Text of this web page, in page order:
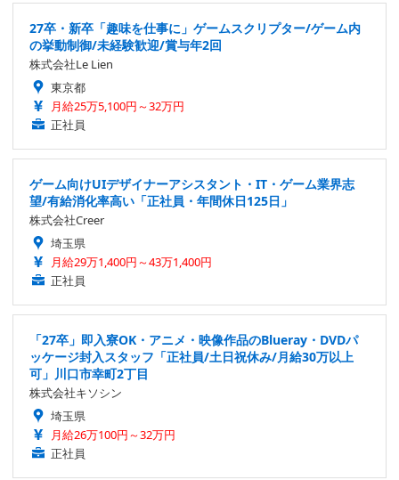
27卒・新卒「趣味を仕事に」ゲームスクリプター/ゲーム内
の挙動制御/未経験歓迎/賞与年2回
株式会社Le Lien
東京都
月給25万5,100円～32万円
正社員
ゲーム向けUIデザイナーアシスタント・IT・ゲーム業界志
望/有給消化率高い「正社員・年間休日125日」
株式会社Creer
埼玉県
月給29万1,400円～43万1,400円
正社員
「27卒」即入寮OK・アニメ・映像作品のBlueray・DVDパ
ッケージ封入スタッフ「正社員/土日祝休み/月給30万以上
可」川口市幸町2丁目
株式会社キソシン
埼玉県
月給26万100円～32万円
正社員